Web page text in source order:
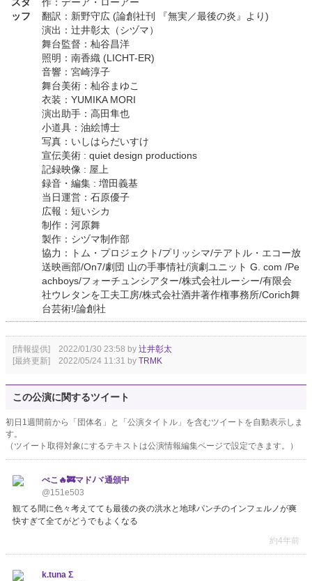
ッフ
翻訳：新野守広 (論創社刊 『無実／最後の炎』より)
演出：辻井彰太（シヅマ）
舞台監督：杣谷昌洋
照明：南香織 (LICHT-ER)
音響：宮崎淳子
舞台美術：杣谷まゆこ
衣装：YUMIKA MORI
演出助手：高田隼也
小道具：油絵博士
写真：いしはらだいすけ
宣伝美術 : quiet design productions
記録映像 : 屋上
録音・編集 : 増田義基
当日運営：石原優子
広報：短いシカ
制作：河原舞
製作：シヅマ制作部
協力：トム・プロジェクト/プリッシマ/テアトル・エコー放
送映画部/On7/劇団 山の手事情社/演劇ユニット G. com /Pe
achboys/フォーチュンシアター/株式会社ルーシー/有限会
社ウレタンを工夫工房/株式会社酒井著作権事務所/Corich舞
台芸術!/論創社
[情報提供] 2022/01/30 23:58 by 辻井彰太
[最終更新] 2022/05/24 11:31 by TRMK
この公演に関するツイート
初日1週間前から「団体名」と「公演タイトル」を含むツイートを自動表示しま
す。
（ツイート取得対象にするテキストは公演情報編集ページで設定できます。）
ぺこ🔥🚒マドﾉヾ通頒中
@151e503
観てる間に色々考えてても最後の炎の洪水と地球パンチのインフェルノが爽
快すぎて全てがどうでもよくなる
約4年前
k.tuna Σ